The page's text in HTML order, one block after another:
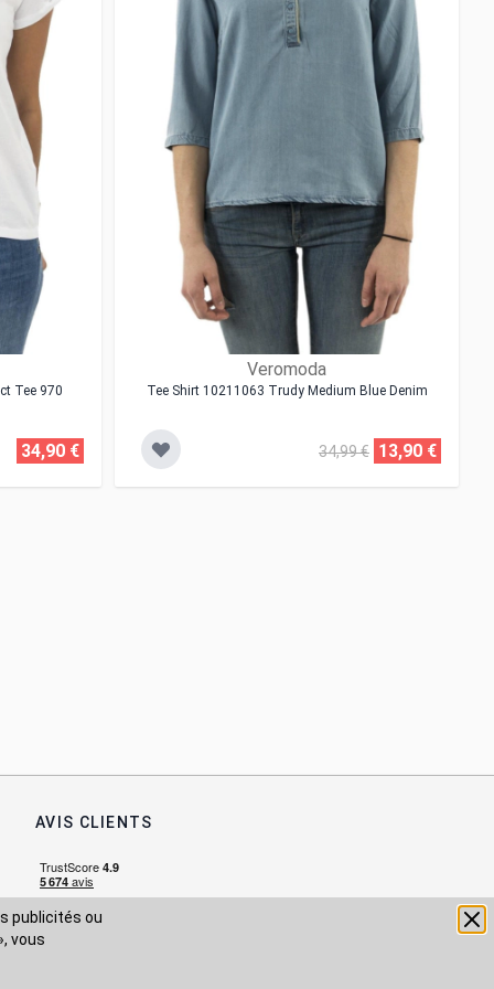
publicités ou
vous
Tee 970
34,90 €
Veromoda
Tee Shirt 10211063 Trudy Medium Blue Denim
34,99 € 13,90 €
AVIS CLIENTS